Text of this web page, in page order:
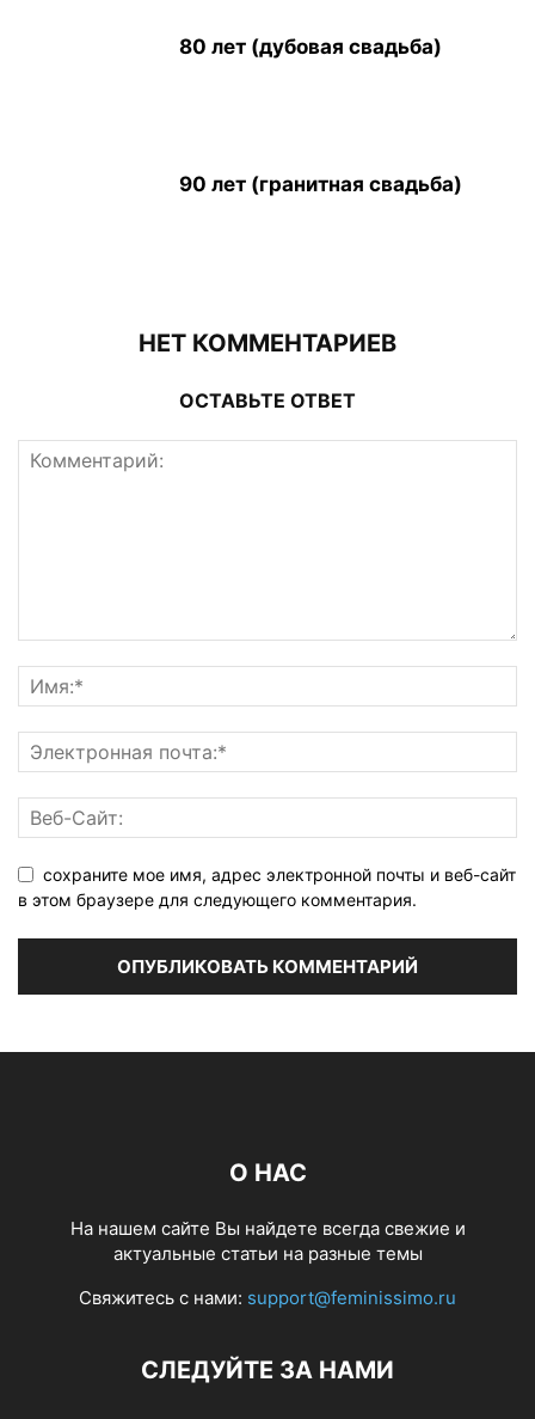
80 лет (дубовая свадьба)
90 лет (гранитная свадьба)
НЕТ КОММЕНТАРИЕВ
ОСТАВЬТЕ ОТВЕТ
сохраните мое имя, адрес электронной почты и веб-сайт
в этом браузере для следующего комментария.
О НАС
На нашем сайте Вы найдете всегда свежие и
актуальные статьи на разные темы
Свяжитесь с нами: support@feminissimo.ru
СЛЕДУЙТЕ ЗА НАМИ